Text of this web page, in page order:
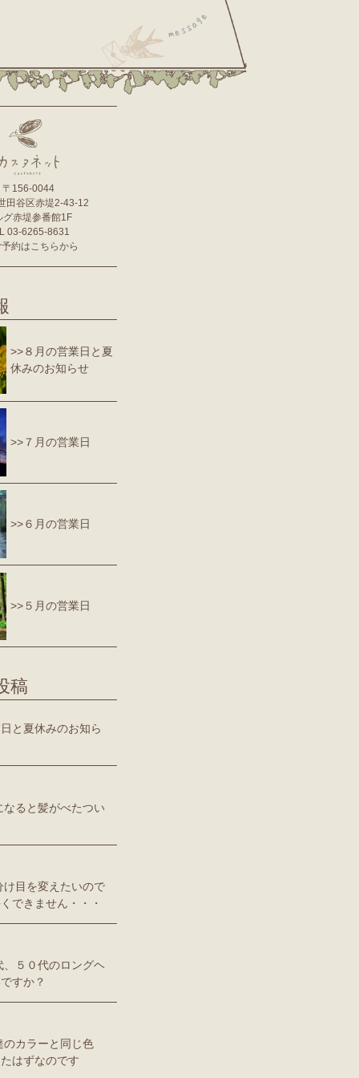
〒156-0044
田谷区赤堤2-43-12
グ赤堤参番館1F
03-6265-8631
約はこちらから
>>８月の営業日と夏
休みのお知らせ
>>７月の営業日
>>６月の営業日
>>５月の営業日
稿
と夏休みのお知ら
なると髪がべたつい
け目を変えたいので
できません・・・
、５０代のロングヘ
すか？
のカラーと同じ色
はずなのです